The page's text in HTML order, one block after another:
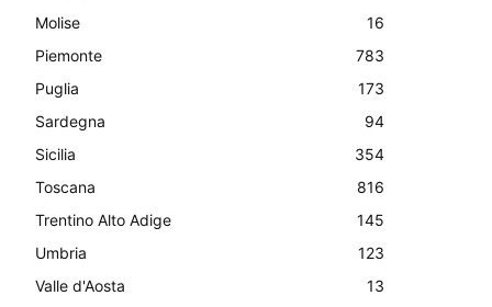
Molise
16
Piemonte
783
Puglia
173
Sardegna
94
Sicilia
354
Toscana
816
Trentino Alto Adige
145
Umbria
123
Valle d'Aosta
13